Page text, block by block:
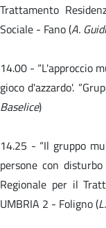
Trattamento
Sociale - Fano (A. Guidi
14.00 - “L'approccio
gioco d'azzardo'.
Baselice)
14.25 - “Il gruppo
persone con disturbo
Regionale per il
UMBRIA 2 - Foligno (